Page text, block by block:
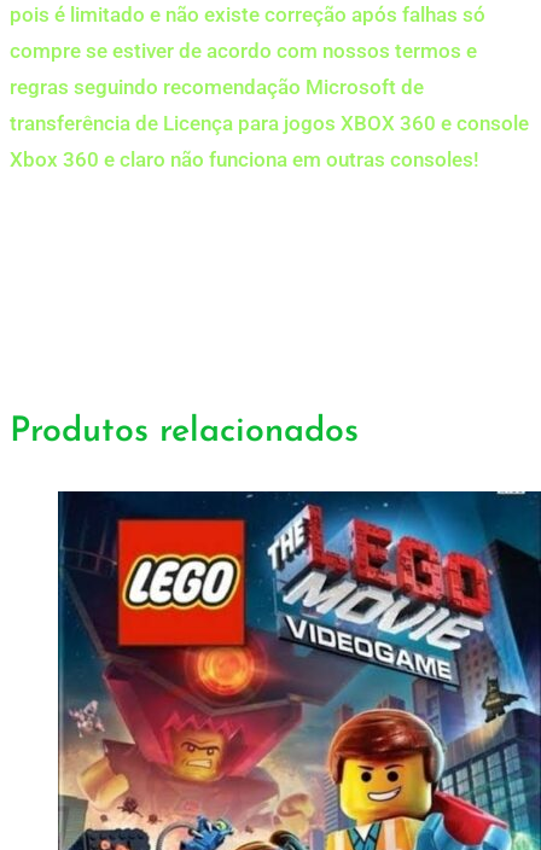
pois é limitado e não existe correção após falhas só
compre se estiver de acordo com nossos termos e
regras seguindo recomendação Microsoft de
transferência de Licença para jogos XBOX 360 e console
Xbox 360 e claro não funciona em outras consoles!
Produtos relacionados